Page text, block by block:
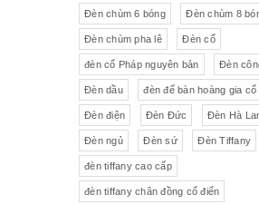
Tượng sứ Đồ
Rượu Cognac
Thực phẩm chức năng
Rượu Whisky Rượu
Tượng gốm Đèn bàn
Đèn chùm 6 bóng Đèn chùm 8
Đèn chùm pha lê Đèn cổ
đèn cổ Pháp nguyên bản Đèn
Đèn dầu đèn để bàn hoàng gia cổ
Đèn điện Đèn Đức Đèn Hà
Đèn ngủ Đèn sứ Đèn Tiffany
đèn tiffany cao cấp
đèn tiffany chân đồng cổ điển